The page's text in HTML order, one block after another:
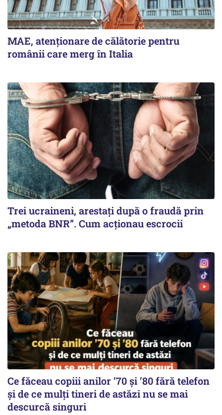
MAE, atenționare de călătorie pentru
românii care merg în Italia
Trei ucraineni, arestați după o fraudă prin
„metoda BNR”. Cum acționau escrocii
Ce făceau copiii anilor ’70 și ’80 fără telefon
și de ce mulți tineri de astăzi nu se mai
descurcă singuri